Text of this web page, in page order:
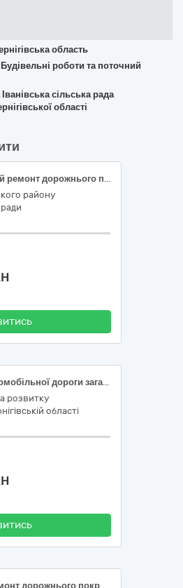
область
Будівельні роботи та поточний
сільська рада
області
Благоустрій. Поточний ремонт дорожнього покриття внутрішньоквартального проїзду вздовж будинку № 13/1 по вулиці Євгенія Логінова у Заводському районі міста Миколаєва
району
ради
Поточний ремонт автомобільної дороги загального користування державного значення Т-25-14 Ніжин – Бахмач – Дмитрівка на ділянці км 15+400 – км 19+850 (окремими ділянками) (45233142-6 Ремонт доріг)
розвитку
області
Поточний дрібний ремонт дорожнього покриття по вул. Береговій, с. Казначеївка, Самарівського р-ну, Дніпропетровської обл.